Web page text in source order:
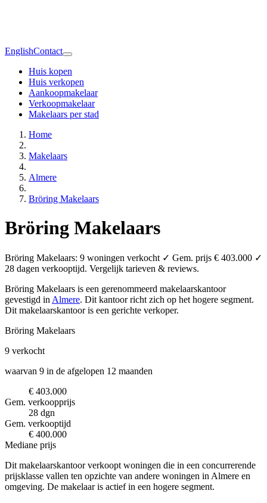
EnglishContact
Huis kopen
Huis verkopen
Aankoopmakelaar
Verkoopmakelaar
Makelaars per stad
Home
Makelaars
Almere
Bröring Makelaars
Bröring Makelaars
Bröring Makelaars: 9 woningen verkocht ✓ Gem. prijs € 403.000 ✓
28 dagen verkooptijd. Vergelijk tarieven & reviews.
Bröring Makelaars is een gerenommeerd makelaarskantoor
gevestigd in Almere. Dit kantoor richt zich op het hogere segment.
Dit makelaarskantoor is een gerichte verkoper.
Bröring Makelaars
9 verkocht
waarvan 9 in de afgelopen 12 maanden
€ 403.000
Gem. verkoopprijs
28 dgn
Gem. verkooptijd
€ 400.000
Mediane prijs
Dit makelaarskantoor verkoopt woningen die in een concurrerende
prijsklasse vallen ten opzichte van andere woningen in Almere en
omgeving. De makelaar is actief in een hogere segment.